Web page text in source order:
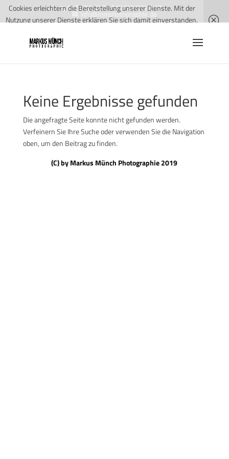
0175/5279572 * 04743/2760547
info@mmphotographie.de
Keine Ergebnisse gefunden
Die angefragte Seite konnte nicht gefunden werden.
Verfeinern Sie Ihre Suche oder verwenden Sie die Navigation
oben, um den Beitrag zu finden.
(C) by Markus Münch Photographie 2019
Cookies erleichtern die Bereitstellung unserer Dienste. Mit der
Nutzung unserer Dienste erklären Sie sich damit einverstanden,